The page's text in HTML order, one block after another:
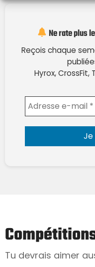
Ne rate plus
Reçois chaque
Hyrox,
Tu devrais aimer